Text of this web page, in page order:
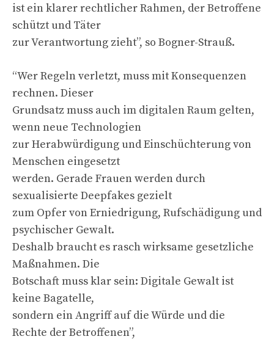
ist ein klarer rechtlicher Rahmen, der Betroffene
schützt und Täter
zur Verantwortung zieht”, so Bogner-Strauß.
“Wer Regeln verletzt, muss mit Konsequenzen
rechnen. Dieser
Grundsatz muss auch im digitalen Raum gelten,
wenn neue Technologien
zur Herabwürdigung und Einschüchterung von
Menschen eingesetzt
werden. Gerade Frauen werden durch
sexualisierte Deepfakes gezielt
zum Opfer von Erniedrigung, Rufschädigung und
psychischer Gewalt.
Deshalb braucht es rasch wirksame gesetzliche
Maßnahmen. Die
Botschaft muss klar sein: Digitale Gewalt ist
keine Bagatelle,
sondern ein Angriff auf die Würde und die
Rechte der Betroffenen”,